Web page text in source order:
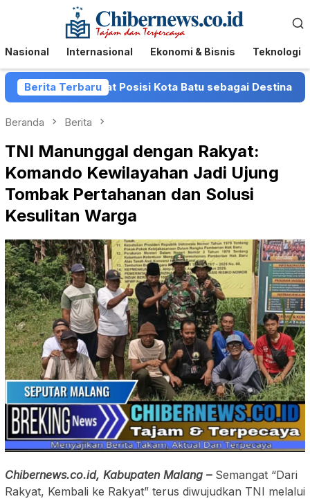
Menu
Mobile
Nasional Internasional Ekonomi & Bisnis Teknologi
Berita Terbaru
Perkuat Posisi Kota Batu sebagai Destinasi Festival
Beranda Berita
TNI Manunggal dengan Rakyat:
Komando Kewilayahan Jadi Ujung
Tombak Pertahanan dan Solusi
Kesulitan Warga
Chibernews.co.id, Kabupaten Malang –Semangat “Dari
Rakyat, Kembali ke Rakyat” terus diwujudkan TNI melalui